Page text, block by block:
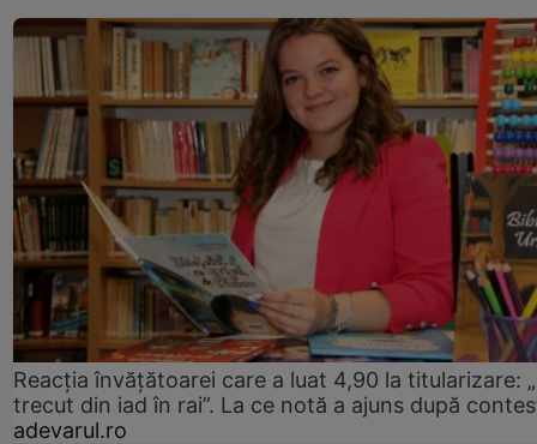
Reacția învățătoarei care a luat 4,90 la titularizare:
trecut din iad în rai”. La ce notă a ajuns după
adevarul.ro